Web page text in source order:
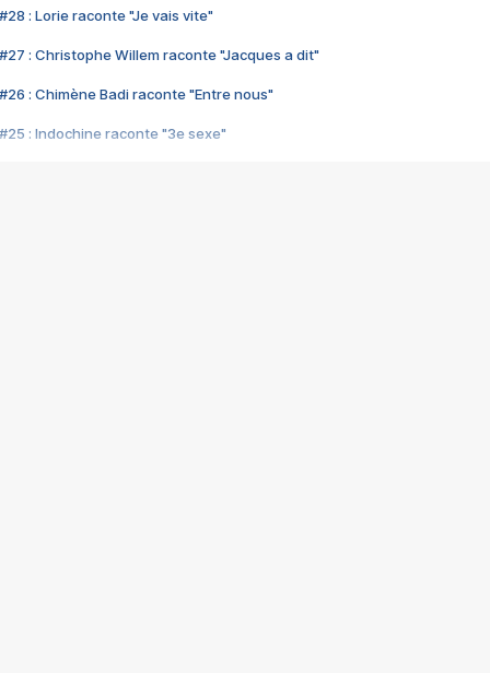
#28 : Lorie raconte "Je vais vite"
#27 : Christophe Willem raconte "Jacques a dit"
#26 : Chimène Badi raconte "Entre nous"
#25 : Indochine raconte "3e sexe"